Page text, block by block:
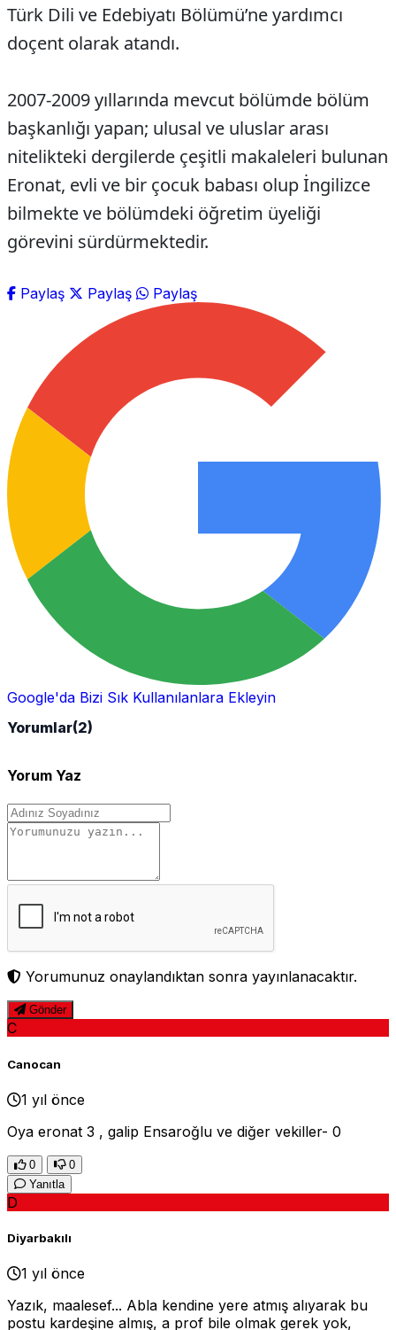
Türk Dili ve Edebiyatı Bölümü’ne yardımcı
doçent olarak atandı.
2007-2009 yıllarında mevcut bölümde bölüm
başkanlığı yapan; ulusal ve uluslar arası
nitelikteki dergilerde çeşitli makaleleri bulunan
Eronat, evli ve bir çocuk babası olup İngilizce
bilmekte ve bölümdeki öğretim üyeliği
görevini sürdürmektedir.
Paylaş Paylaş Paylaş
Google'da Bizi Sık Kullanılanlara Ekleyin
Yorumlar(2)
Yorum Yaz
Yorumunuz onaylandıktan sonra yayınlanacaktır.
Gönder
C
Canocan
1 yıl önce
Oya eronat 3 , galip Ensaroğlu ve diğer vekiller- 0
0
0
Yanıtla
D
Diyarbakılı
1 yıl önce
Yazık, maalesef... Abla kendine yere atmış alıyarak bu
postu kardeşine almış, a prof bile olmak gerek yok,